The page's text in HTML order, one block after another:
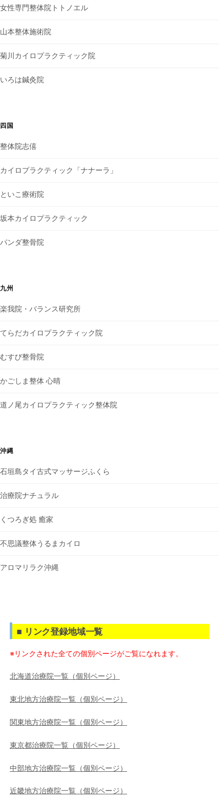
女性専門整体院トトノエル
山本整体施術院
菊川カイロプラクティック院
いろは鍼灸院
四国
整体院志僖
カイロプラクティック「ナナーラ」
といこ療術院
坂本カイロプラクティック
パンダ整骨院
九州
楽我院・バランス研究所
てらだカイロプラクティック院
むすび整骨院
かごしま整体 心晴
道ノ尾カイロプラクティック整体院
沖縄
石垣島タイ古式マッサージふくら
治療院ナチュラル
くつろぎ処 癒家
不思議整体うるまカイロ
アロマリラク沖縄
■ リンク登録地域一覧
※リンクされた全ての個別ページがご覧になれます。
北海道治療院一覧（個別ページ）
東北地方治療院一覧（個別ページ）
関東地方治療院一覧（個別ページ）
東京都治療院一覧（個別ページ）
中部地方治療院一覧（個別ページ）
近畿地方治療院一覧（個別ページ）